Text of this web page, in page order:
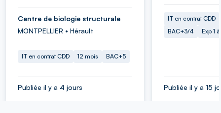
Centre de biologie structurale
MONTPELLIER • Hérault
IT en contrat CDD 12 mois BAC+5
Publiée il y a 4 jours
IT en contrat CDD
BAC+3/4
Exp 1
Publiée il y a 15